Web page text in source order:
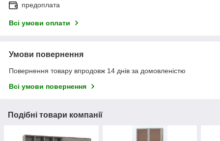
предоплата
Всі умови оплати
Умови повернення
Повернення товару впродовж 14 днів за домовленістю
Всі умови повернення
Подібні товари компанії